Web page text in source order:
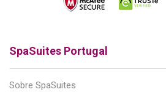
SpaSuites Portugal
Sobre SpaSuites